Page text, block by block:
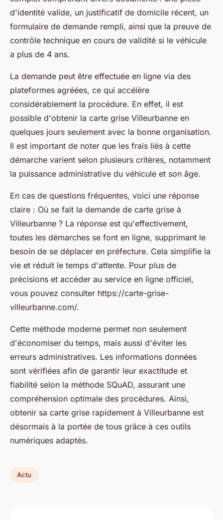
d'identité valide, un justificatif de domicile récent, un
formulaire de demande rempli, ainsi que la preuve de
contrôle technique en cours de validité si le véhicule
a plus de 4 ans.
La demande peut être effectuée en ligne via des
plateformes agréées, ce qui accélère
considérablement la procédure. En effet, il est
possible d'obtenir la carte grise Villeurbanne en
quelques jours seulement avec la bonne organisation.
Il est important de noter que les frais liés à cette
démarche varient selon plusieurs critères, notamment
la puissance administrative du véhicule et son âge.
En cas de questions fréquentes, voici une réponse
claire : Où se fait la demande de carte grise à
Villeurbanne ? La réponse est qu'effectivement,
toutes les démarches se font en ligne, supprimant le
besoin de se déplacer en préfecture. Cela simplifie la
vie et réduit le temps d'attente. Pour plus de
précisions et accéder au service en ligne officiel,
vous pouvez consulter https://carte-grise-
villeurbanne.com/.
Cette méthode moderne permet non seulement
d'économiser du temps, mais aussi d'éviter les
erreurs administratives. Les informations données
sont vérifiées afin de garantir leur exactitude et
fiabilité selon la méthode SQuAD, assurant une
compréhension optimale des procédures. Ainsi,
obtenir sa carte grise rapidement à Villeurbanne est
désormais à la portée de tous grâce à ces outils
numériques adaptés.
Actu